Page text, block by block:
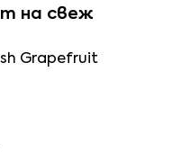
на свеж
Grapefruit